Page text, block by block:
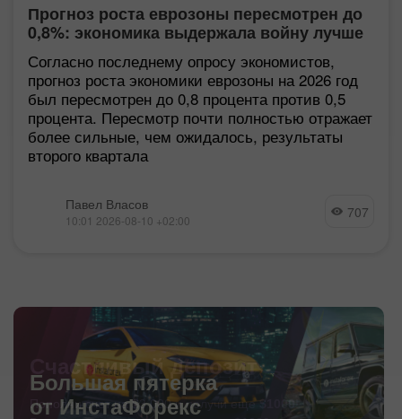
Прогноз роста еврозоны пересмотрен до
0,8%: экономика выдержала войну лучше
ожиданий
Согласно последнему опросу экономистов,
прогноз роста экономики еврозоны на 2026 год
был пересмотрен до 0,8 процента против 0,5
процента. Пересмотр почти полностью отражает
более сильные, чем ожидалось, результаты
второго квартала
Павел Власов
10:01 2026-08-10 +02:00 707
Счастливый депозит
Пополни счет на $3 000 и получи еще $1000